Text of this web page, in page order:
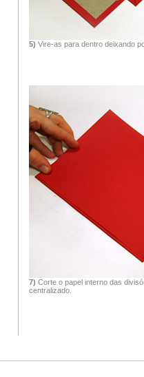
5) Vire-as para dentro deixando
7) Corte o papel interno das
centralizado.